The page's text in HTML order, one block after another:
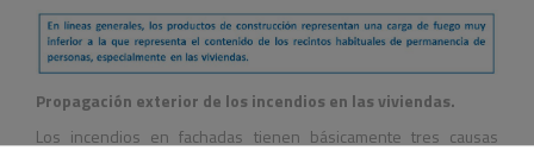
Propagación exterior de los incendios en las viviendas.
Los incendios en fachadas tienen básicamente tres causas